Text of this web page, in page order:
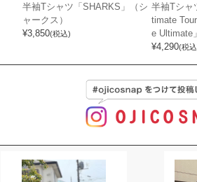
半袖Tシャツ「SHARKS」（シ
ャークス）
¥3,850(税込)
半袖Tシャ
timate
e Ultimate」
¥4,290(税